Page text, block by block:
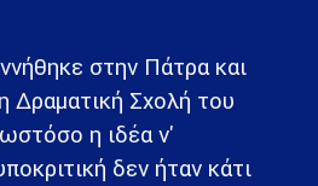
στην Πάτρα και
Δραματική Σχολή του
η ιδέα ν'
δεν ήταν κάτι